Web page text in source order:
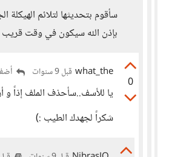
سأقوم بتحديثها لتلائم
بإذن الله سيكون في وقت
0
what_the قبل 9 سنوات
يا للأسف..سأحذف الملف إذاً و
شكراً لجهدك الطيب :)